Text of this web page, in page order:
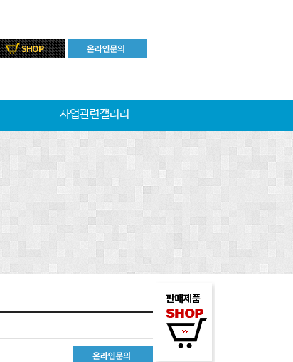
사업관련갤러리